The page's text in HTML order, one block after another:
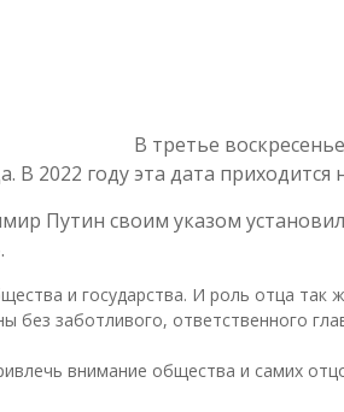
В третье
2022 году эта дата приходится
Путин своим указом
и государства. И роль отца так
заботливого, ответственного
внимание общества и самих